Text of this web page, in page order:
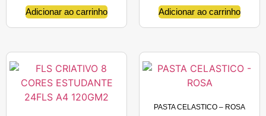
Adicionar ao carrinho Adicionar ao carrinho
PASTA CELASTICO – ROSA